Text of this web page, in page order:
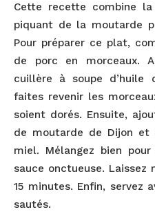
Cette recette combine
piquant de la moutarde
Pour préparer ce plat,
de porc en morceaux.
cuillère à soupe d’huile
faites revenir les
soient dorés. Ensuite,
de moutarde de Dijon et
miel. Mélangez bien
sauce onctueuse.
15 minutes. Enfin, servez
sautés.